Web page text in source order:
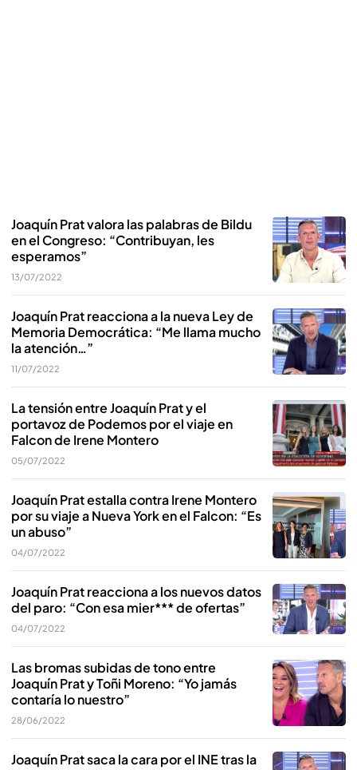
Joaquín Prat valora las palabras de Bildu
en el Congreso: “Contribuyan, les
esperamos”
13/07/2022
Joaquín Prat reacciona a la nueva Ley de
Memoria Democrática: “Me llama mucho
la atención…”
11/07/2022
La tensión entre Joaquín Prat y el
portavoz de Podemos por el viaje en
Falcon de Irene Montero
05/07/2022
Joaquín Prat estalla contra Irene Montero
por su viaje a Nueva York en el Falcon: “Es
un abuso”
04/07/2022
Joaquín Prat reacciona a los nuevos datos
del paro: “Con esa mier*** de ofertas”
04/07/2022
Las bromas subidas de tono entre
Joaquín Prat y Toñi Moreno: “Yo jamás
contaría lo nuestro”
28/06/2022
Joaquín Prat saca la cara por el INE tras la